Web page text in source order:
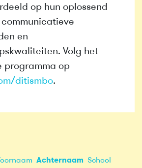
op hun oplossend
en
Volg het
programma op
ditismbo.
Achternaam School